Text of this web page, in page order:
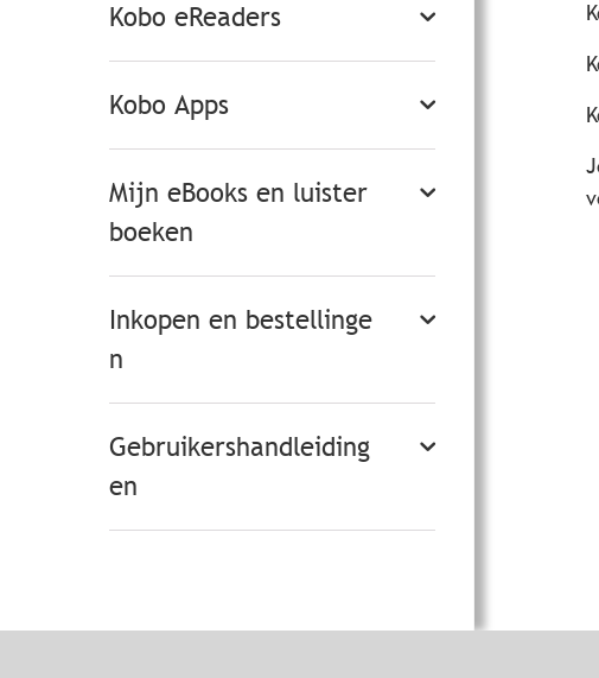
Kobo eReaders
Kobo Apps
Mijn eBooks en luister
boeken
Inkopen en bestellinge
n
Gebruikershandleiding
en